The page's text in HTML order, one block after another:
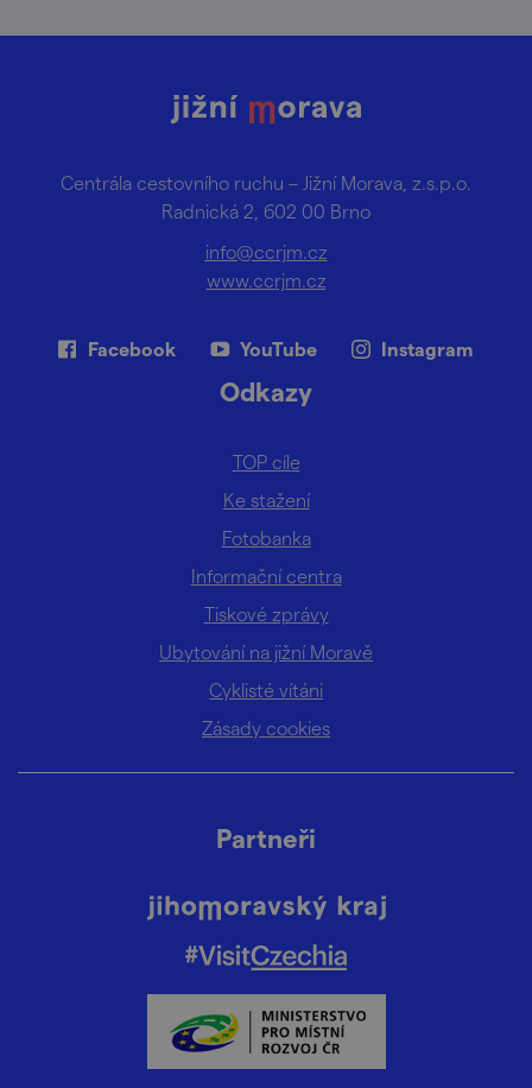
Centrála cestovního ruchu – Jižní Morava, z.s.p.o.
Radnická 2, 602 00 Brno
info@ccrjm.cz
www.ccrjm.cz
Facebook YouTube Instagram
Odkazy
TOP cíle
Ke stažení
Fotobanka
Informační centra
Tiskové zprávy
Ubytování na jižní Moravě
Cyklisté vítáni
Zásady cookies
Partneři